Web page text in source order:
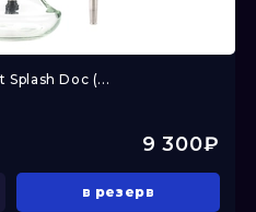
Splash Doc (...
9 300₽
в резерв